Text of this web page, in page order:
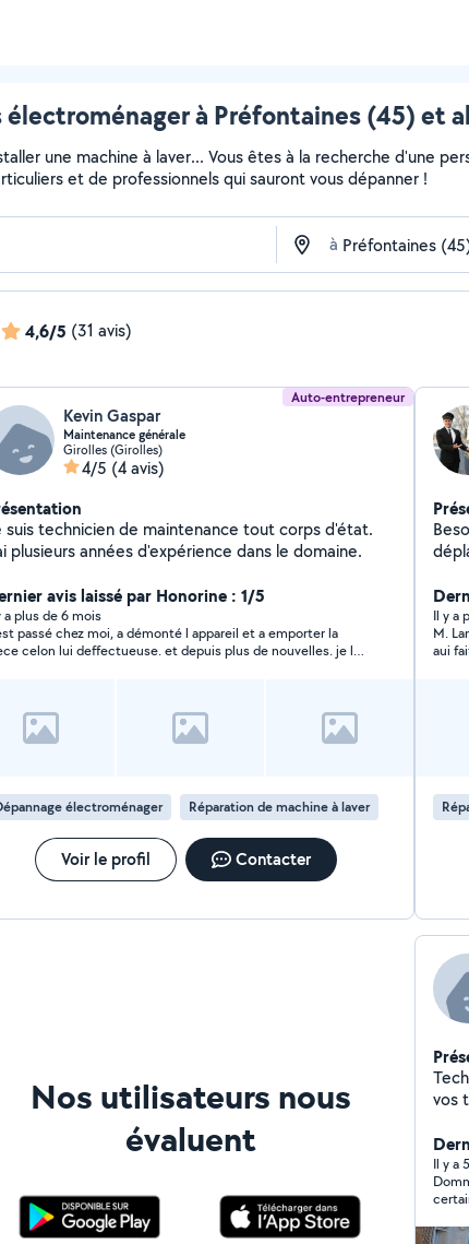
électroménager à Préfontaines (45) et
une machine à laver... Vous êtes à la recherche d'une
et de professionnels qui sauront vous dépanner !
à
4,6/5 (31 avis)
Auto-entrepreneur
Kevin Gaspar
Maintenance générale
Girolles (Girolles)
4/5 (4 avis)
suis technicien de maintenance tout corps d'état.
plusieurs années d'expérience dans le domaine.
avis laissé par Honorine : 1/5
a plus de 6 mois
passé chez moi, a démonté l appareil et a emporter la
celon lui deffectueuse. et depuis plus de nouvelles. je lui
électroménager Réparation de machine à laver
Voir le profil Contacter
de
Il y a
M.
aui
Nos utilisateurs nous
évaluent
vos
Il y a